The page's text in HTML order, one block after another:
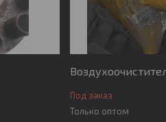
Под заказ
Только оптом